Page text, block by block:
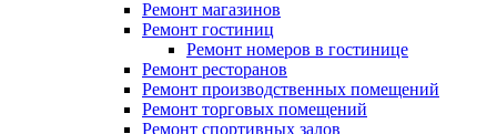
Ремонт магазинов
Ремонт гостиниц
Ремонт номеров в гостинице
Ремонт ресторанов
Ремонт производственных помещений
Ремонт торговых помещений
Ремонт спортивных залов